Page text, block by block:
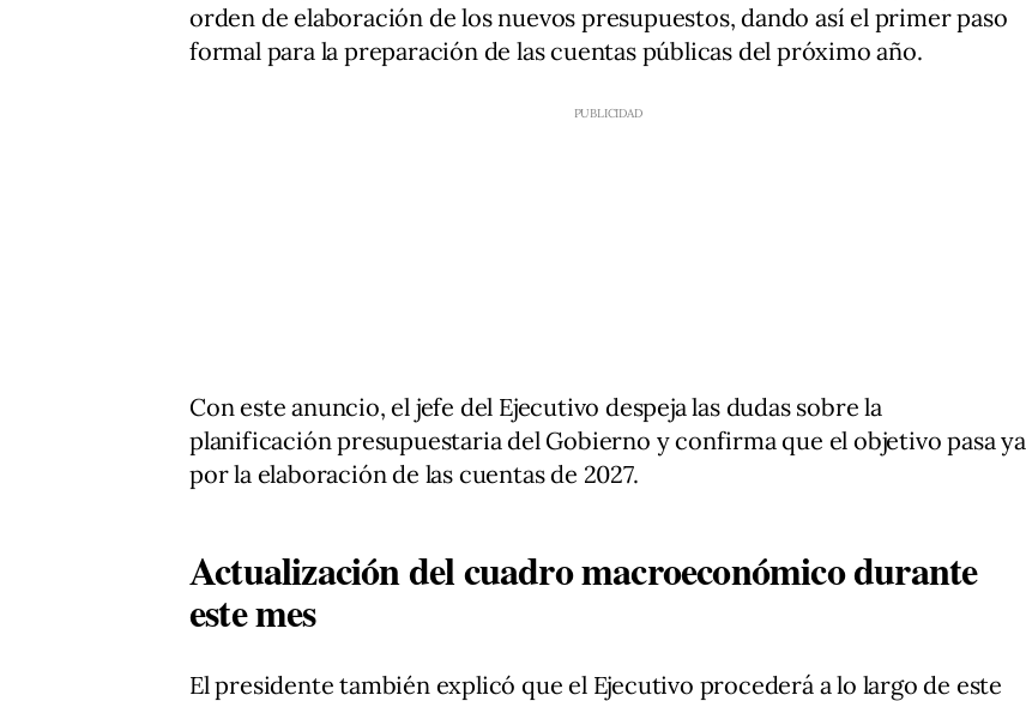
orden de elaboración de los nuevos presupuestos, dando así el primer paso
formal para la preparación de las cuentas públicas del próximo año.
Con este anuncio, el jefe del Ejecutivo despeja las dudas sobre la
planificación presupuestaria del Gobierno y confirma que el objetivo pasa ya
por la elaboración de las cuentas de 2027.
Actualización del cuadro macroeconómico durante
este mes
El presidente también explicó que el Ejecutivo procederá a lo largo de este